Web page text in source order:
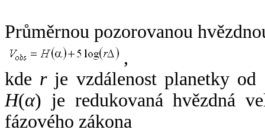
Průměrnou pozorovanou
,
kde rje vzdálenost planetky od
H(α) je redukovaná hvězdná
fázového zákona